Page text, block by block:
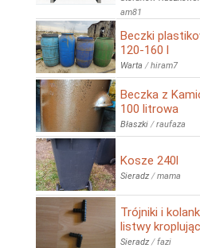
am81
Beczki
120-160 l
Warta /hiram7
Beczka z
100 litrowa
Błaszki /raufaza
Kosze 240l
Sieradz /mama
Trójniki i
listwy
Sieradz /fazi